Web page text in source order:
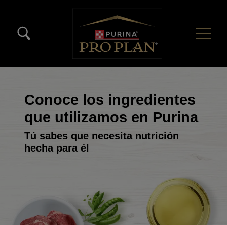
Conoce los ingredientes
que utilizamos en Purina
Tú sabes que necesita nutrición
hecha para él